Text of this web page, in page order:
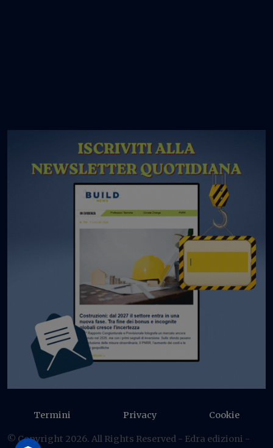
Termini Privacy Cookie
© Copyright 2026. All Rights Reserved - Edra edizioni -